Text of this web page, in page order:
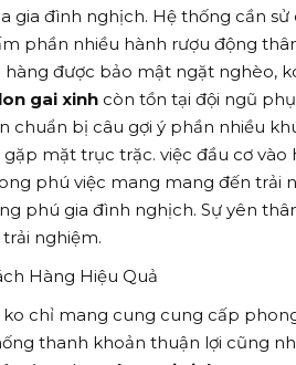
gia đình nghịch. Hệ thống cần
phần nhiều hành rượu động
được bảo mật ngặt nghèo,
lon gai xinh còn tồn tại đội ngũ
chuẩn bị câu gợi ý phần nhiều
mặt trục trặc. việc đầu cơ
phú việc mang mang đến trải
phú gia đình nghịch. Sự yên
nghiệm.
Hàng Hiệu Quả
chỉ mang cung cung cấp
thanh khoản thuận lợi cũng